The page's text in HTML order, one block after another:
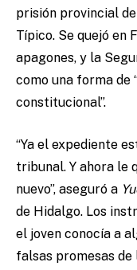
prisión provincial
Típico. Se quejó en
apagones, y la
como una forma de
constitucional”.
“Ya el expediente
tribunal. Y ahora le
nuevo”, aseguró a
de Hidalgo. Los
el joven conocía a
falsas promesas